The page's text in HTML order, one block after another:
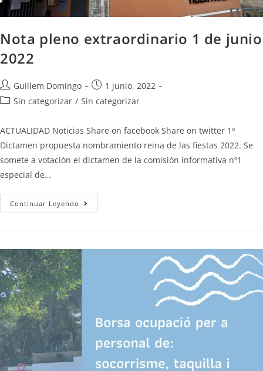
Nota pleno extraordinario 1 de junio
2022
Guillem Domingo
1 junio, 2022
Sin categorizar / Sin categorizar
ACTUALIDAD Noticias Share on facebook Share on twitter 1º
Dictamen propuesta nombramiento reina de las fiestas 2022. Se
somete a votación el dictamen de la comisión informativa nº1
especial de…
Continuar Leyendo